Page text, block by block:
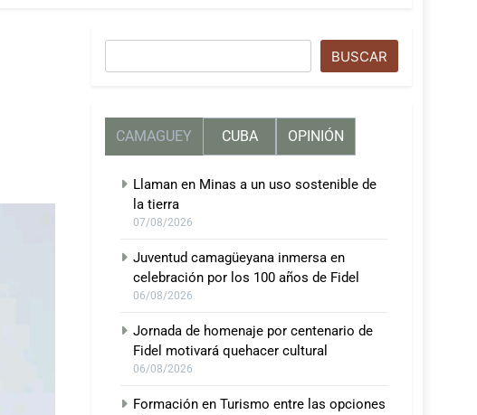
BUSCAR
CAMAGUEY CUBA OPINIÓN
Llaman en Minas a un uso sostenible de
la tierra
07/08/2026
Juventud camagüeyana inmersa en
celebración por los 100 años de Fidel
06/08/2026
Jornada de homenaje por centenario de
Fidel motivará quehacer cultural
06/08/2026
Formación en Turismo entre las opciones